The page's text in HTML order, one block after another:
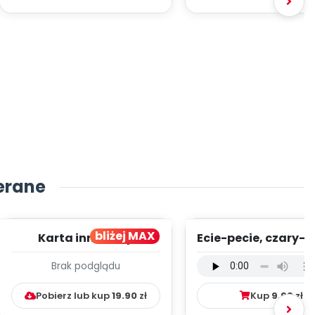
bliżej MAX
Karta innowacji
Kumpelkowo
Brak podglądu
Pobierz lub kup19.90 zł
Ecie-pecie, czary-
mp3)
Kup 9.99zł